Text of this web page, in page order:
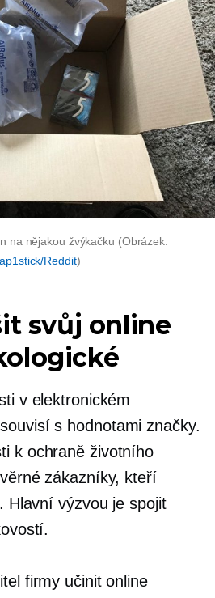
na nějakou žvýkačku (Obrázek:
Reddit)
svůj online
v elektronickém
s hodnotami značky.
k ochraně životního
zákazníky, kteří
Hlavní výzvou je spojit
firmy učinit online